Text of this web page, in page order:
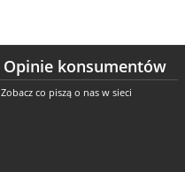
Opinie konsumentów
Zobacz co piszą o nas w sieci